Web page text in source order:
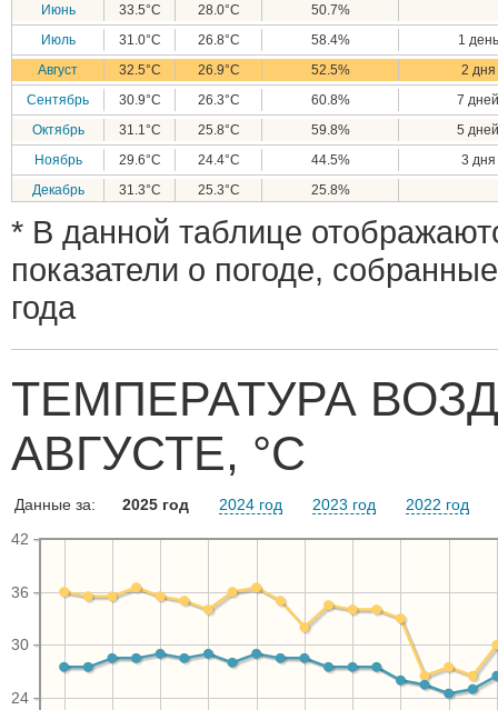
Июнь
33.5°C 28.0°C
50.7%
Июль
31.0°C 26.8°C 58.4%
1
Август
32.5°C 26.9°C 52.5%
2
Сентябрь
30.9°C 26.3°C 60.8%
7
Октябрь
31.1°C 25.8°C 59.8%
5
Ноябрь
29.6°C 24.4°C 44.5%
3
Декабрь
31.3°C 25.3°C 25.8%
* В данной таблице
показатели о погоде,
года
ТЕМПЕРАТУРА
АВГУСТЕ, °C
Данные за: 2025 год 2024 год 2023 год 2022 год
24
30
36
42